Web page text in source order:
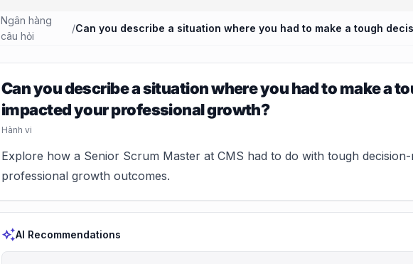
Ngân hàng
câu hỏi
/
Can you describe a situation where you had to make a
impacted your professional growth?
Hành vi
Explore how a Senior Scrum Master at CMS had to do with tough
professional growth outcomes.
auto_awesomeAI Recommendations